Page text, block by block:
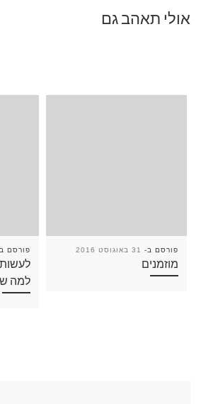
אולי תאהב גם
פורסם ב- 31 באוגוסט 2016
מוזמנים
פורסם
למה